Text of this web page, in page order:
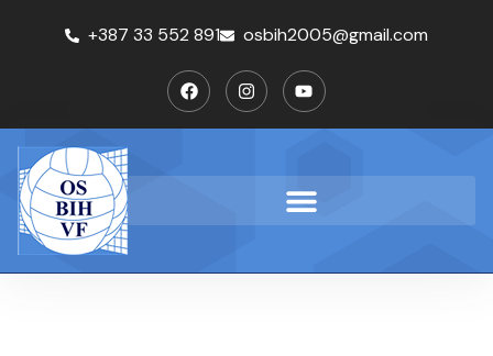
+387 33 552 891 osbih2005@gmail.com